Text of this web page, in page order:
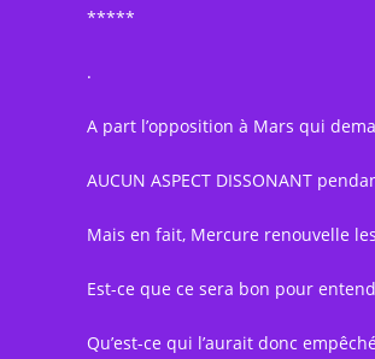
*****
.
A part l’opposition à Mars qui
AUCUN ASPECT DISSONANT
Mais en fait, Mercure renouvelle
Est-ce que ce sera bon pour
Qu’est-ce qui l’aurait donc